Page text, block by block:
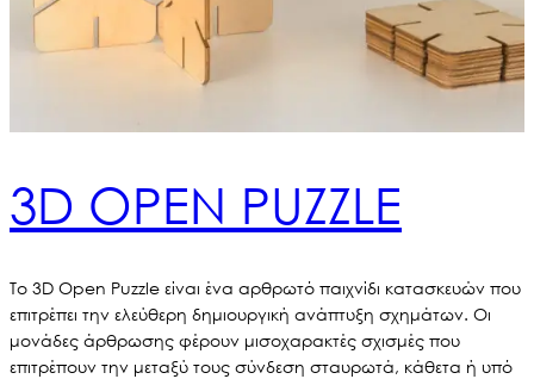
3D OPEN PUZZLE
Το 3D Open Puzzle είναι ένα αρθρωτό παιχνίδι κατασκευών που
επιτρέπει την ελεύθερη δημιουργική ανάπτυξη σχημάτων. Οι
μονάδες άρθρωσης φέρουν μισοχαρακτές σχισμές που
επιτρέπουν την μεταξύ τους σύνδεση σταυρωτά, κάθετα ή υπό